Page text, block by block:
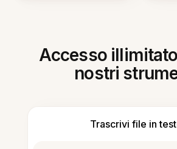
Accesso
nostri
Trascrivi file in